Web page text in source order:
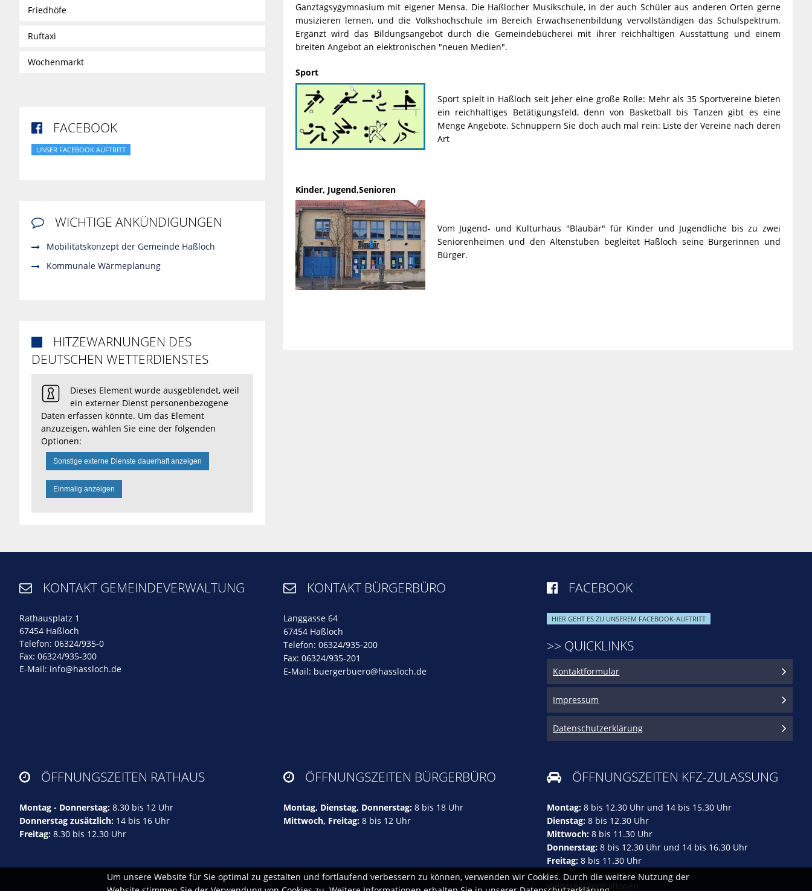
Ganztagsygymnasium mit eigener Mensa. Die Haßlocher Musikschule, in der auch Schüler aus anderen Orten gerne
musizieren lernen, und die Volkshochschule im Bereich Erwachsenenbildung vervollständigen das Schulspektrum.
Ergänzt wird das Bildungsangebot durch die Gemeindebücherei mit ihrer reichhaltigen Ausstattung und einem
breiten Angebot an elektronischen "neuen Medien".
Sport
Sport spielt in Haßloch seit jeher eine große Rolle: Mehr als 35 Sportvereine bieten
ein reichhaltiges Betätigungsfeld, denn von Basketball bis Tanzen gibt es eine
Menge Angebote. Schnuppern Sie doch auch mal rein: Liste der Vereine nach deren
Art
Kinder, Jugend,Senioren
Vom Jugend- und Kulturhaus "Blaubär" für Kinder und Jugendliche bis zu zwei
Seniorenheimen und den Altenstuben begleitet Haßloch seine Bürgerinnen und
Bürger.
Friedhöfe
Ruftaxi
Wochenmarkt
 FACEBOOK
UNSER FACEBOOK AUFTRITT
 WICHTIGE ANKÜNDIGUNGEN
Mobilitätskonzept der Gemeinde Haßloch
Kommunale Wärmeplanung

HITZEWARNUNGEN DES
DEUTSCHEN WETTERDIENSTES
Dieses Element wurde ausgeblendet, weil
ein externer Dienst personenbezogene
Daten erfassen könnte. Um das Element
anzuzeigen, wählen Sie eine der folgenden
Optionen:
Sonstige externe Dienste dauerhaft anzeigen
Einmalig anzeigen
 KONTAKT GEMEINDEVERWALTUNG
Rathausplatz 1
67454 Haßloch
Telefon: 06324/935-0
Fax: 06324/935-300
E-Mail: info@hassloch.de
 KONTAKT BÜRGERBÜRO
Langgasse 64
67454 Haßloch
Telefon: 06324/935-200
Fax: 06324/935-201
E-Mail: buergerbuero@hassloch.de
 FACEBOOK
HIER GEHT ES ZU UNSEREM FACEBOOK-AUFTRITT
>> QUICKLINKS
Kontaktformular
Impressum
Datenschutzerklärung
 ÖFFNUNGSZEITEN RATHAUS
Montag - Donnerstag: 8.30 bis 12 Uhr
Donnerstag zusätzlich: 14 bis 16 Uhr
Freitag: 8.30 bis 12.30 Uhr
 ÖFFNUNGSZEITEN BÜRGERBÜRO
Montag, Dienstag, Donnerstag:8 bis 18 Uhr
Mittwoch, Freitag:8 bis 12 Uhr
 ÖFFNUNGSZEITEN KFZ-ZULASSUNG
Montag: 8 bis 12.30 Uhr und 14 bis 15.30 Uhr
Dienstag:8 bis 12.30 Uhr
Mittwoch: 8 bis 11.30 Uhr
Donnerstag:8 bis 12.30 Uhr und 14 bis 16.30 Uhr
Freitag: 8 bis 11.30 Uhr
Weitere Informationen
Um unsere Website für Sie optimal zu gestalten und fortlaufend verbessern zu können, verwenden wir Cookies. Durch die weitere Nutzung der